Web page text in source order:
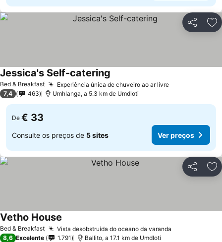
Partilhar
Bed & Breakfast Experiência única de chuveiro ao ar livreVer preços
Jessica's Self-catering
7,4 463 Umhlanga, a 5.3 km de Umdloti
De € 33
Consulte os preços de 5 sites Ver preços
Partilhar
Bed & Breakfast Vista desobstruída do oceano da varanda
Vetho House
8,6 Excelente 1.791 Ballito, a 17.1 km de Umdloti